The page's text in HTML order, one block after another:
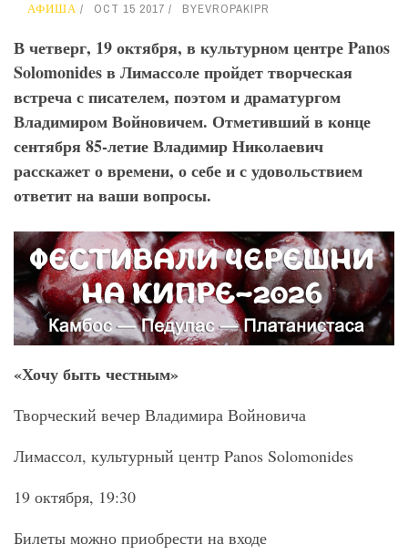
АФИША OCT 15 2017 BYEVROPAKIPR
В четверг, 19 октября, в культурном центре Panos
Solomonidesв Лимассоле пройдет творческая
встреча с писателем, поэтом и драматургом
Владимиром Войновичем. Отметивший в конце
сентября 85-летие Владимир Николаевич
расскажет о времени, о себе и с удовольствием
ответит на ваши вопросы.
«Хочу быть честным»
Творческий вечер Владимира Войновича
Лимассол, культурный центр Panos Solomonides
19 октября, 19:30
Билеты можно приобрести на входе